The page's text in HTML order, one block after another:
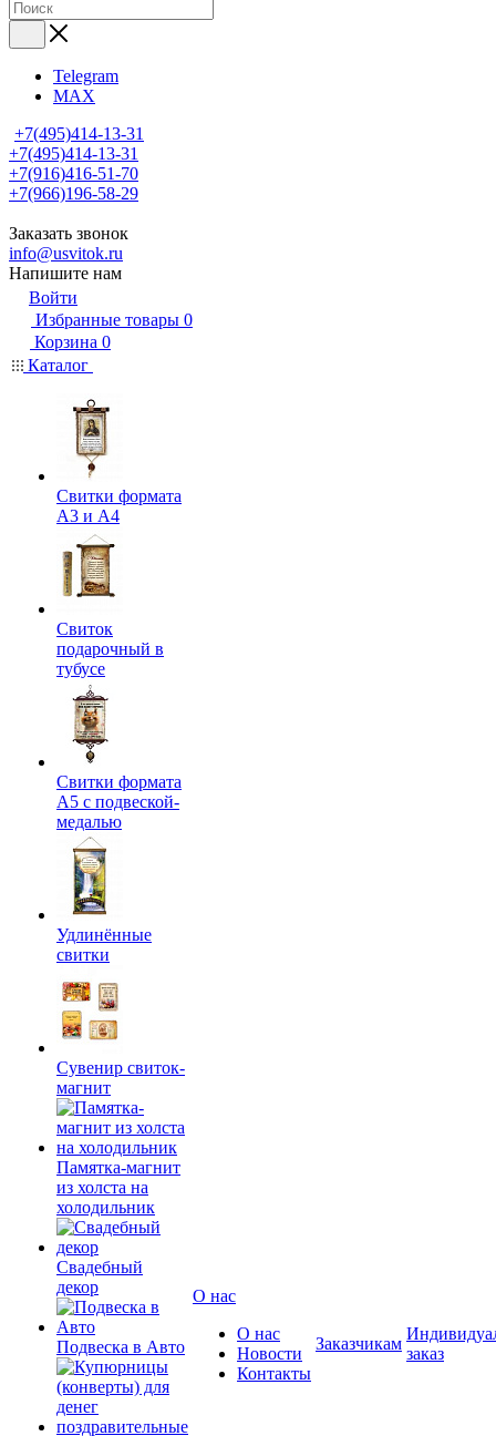
Telegram
MAX
+7(495)414-13-31
+7(495)414-13-31
+7(916)416-51-70
+7(966)196-58-29
Заказать звонок
info@usvitok.ru
Напишите нам
Войти
Избранные товары 0
Корзина 0
Каталог
Свитки формата
А3 и А4
Свиток
подарочный в
тубусе
Свитки формата
А5 с подвеской-
медалью
Удлинённые
свитки
Сувенир свиток-
магнит
Памятка-магнит
из холста на
холодильник
Свадебный
декор
Подвеска в Авто
О нас
О нас
Новости
Контакты
Заказчикам
заказ